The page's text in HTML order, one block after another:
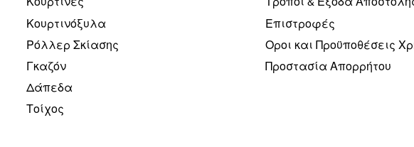
Κουρτινόξυλα
Ρόλλερ Σκίασης
Γκαζόν
Δάπεδα
Τοίχος
Επιστροφές
Οροι και Προϋποθέσεις
Προστασία Απορρήτου